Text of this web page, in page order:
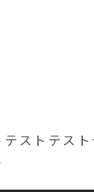
ストテス